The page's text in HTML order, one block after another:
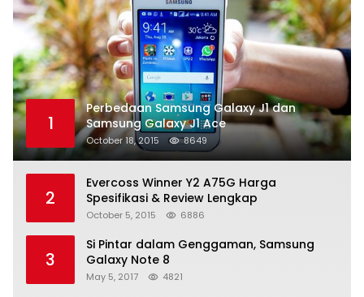
1
Perbedaan Samsung Galaxy J1 dan
Samsung Galaxy J1 Ace
October 18, 2015 8649
2
Evercoss Winner Y2 A75G Harga
Spesifikasi & Review Lengkap
October 5, 2015 6886
3
Si Pintar dalam Genggaman, Samsung
Galaxy Note 8
May 5, 2017 4821